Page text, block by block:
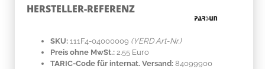
HERSTELLER-REFERENZ
SKU: 111F4-04000009 (YERD Art-Nr.)
Preis ohne MwSt.: 2.55 Euro
TARIC-Code für internat. Versand: 84099900